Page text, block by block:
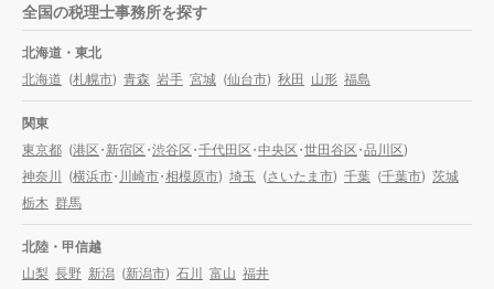
全国の税理士事務所を探す
北海道・東北
北海道 (札幌市) 青森 岩手 宮城 (仙台市) 秋田 山形 福島
関東
東京都 (港区・新宿区・渋谷区・千代田区・中央区・世田谷区・品川区)
神奈川 (横浜市・川崎市・相模原市) 埼玉 (さいたま市) 千葉 (千葉市) 茨城
栃木 群馬
北陸・甲信越
山梨 長野 新潟 (新潟市) 石川 富山 福井